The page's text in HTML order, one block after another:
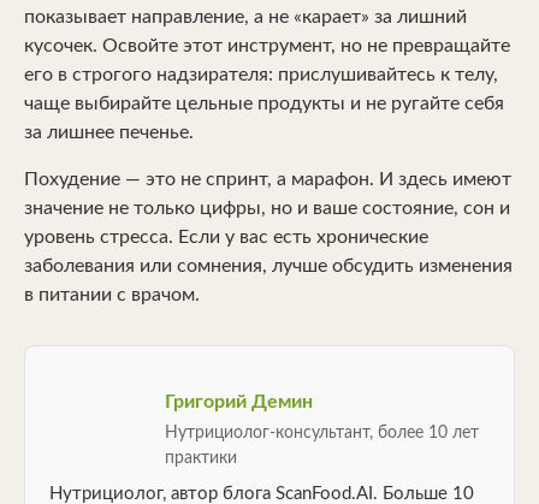
показывает направление, а не «карает» за лишний
кусочек. Освойте этот инструмент, но не превращайте
его в строгого надзирателя: прислушивайтесь к телу,
чаще выбирайте цельные продукты и не ругайте себя
за лишнее печенье.
Похудение — это не спринт, а марафон. И здесь имеют
значение не только цифры, но и ваше состояние, сон и
уровень стресса. Если у вас есть хронические
заболевания или сомнения, лучше обсудить изменения
в питании с врачом.
Григорий Демин
Нутрициолог-консультант, более 10 лет
практики
Нутрициолог, автор блога ScanFood.AI. Больше 10